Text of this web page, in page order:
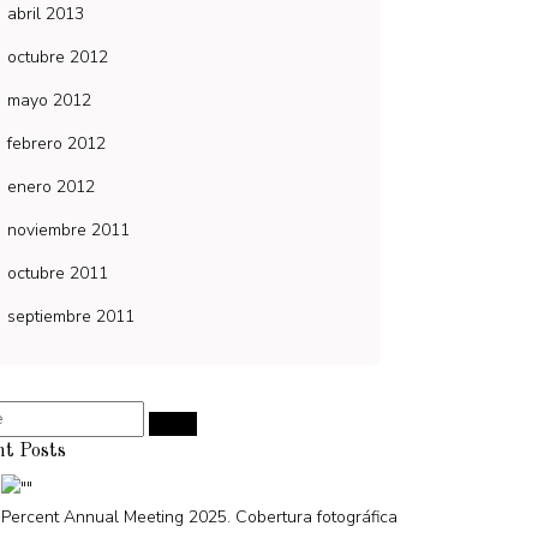
abril 2013
octubre 2012
mayo 2012
febrero 2012
enero 2012
noviembre 2011
octubre 2011
septiembre 2011
Posts
Percent Annual Meeting 2025. Cobertura fotográfica